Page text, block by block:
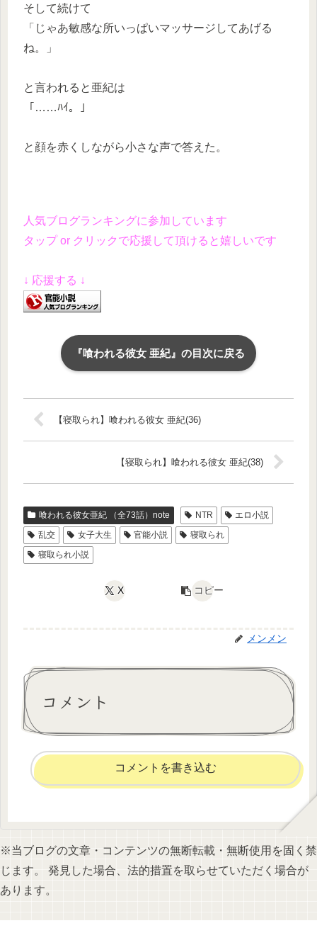
そして続けて
「じゃあ敏感な所いっぱいマッサージしてあげる
ね。」
と言われると亜紀は
「……ﾊｲ。」
と顔を赤くしながら小さな声で答えた。
人気ブログランキングに参加しています
タップ or クリックで応援して頂けると嬉しいです
↓ 応援する ↓
『喰われる彼女 亜紀』の目次に戻る
【寝取られ】喰われる彼女 亜紀(36)
【寝取られ】喰われる彼女 亜紀(38)
喰われる彼女亜紀 （全73話）note NTR
エロ小説
乱交
女子大生 官能小説
寝取られ
寝取られ小説
X コピー
メンメン
コメント
コメントを書き込む
※当ブログの文章・コンテンツの無断転載・無断使用を固く禁
じます。 発見した場合、法的措置を取らせていただく場合が
あります。